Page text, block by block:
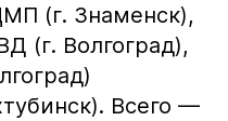
(г. Знаменск),
(г. Волгоград),
Всего —